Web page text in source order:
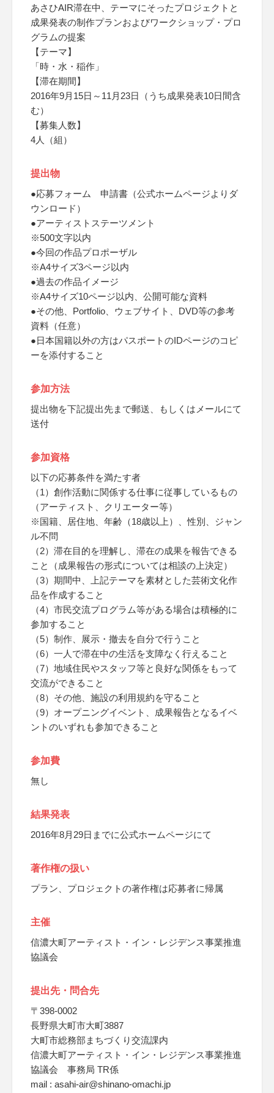
あさひAIR滞在中、テーマにそったプロジェクトと
成果発表の制作プランおよびワークショップ・プロ
グラムの提案
【テーマ】
「時・水・稲作」
【滞在期間】
2016年9月15日～11月23日（うち成果発表10日間含
む）
【募集人数】
4人（組）
提出物
●応募フォーム 申請書（公式ホームページよりダ
ウンロード）
●アーティストステーツメント
※500文字以内
●今回の作品プロポーザル
※A4サイズ3ページ以内
●過去の作品イメージ
※A4サイズ10ページ以内、公開可能な資料
●その他、Portfolio、ウェブサイト、DVD等の参考
資料（任意）
●日本国籍以外の方はパスポートのIDページのコピ
ーを添付すること
参加方法
提出物を下記提出先まで郵送、もしくはメールにて
送付
参加資格
以下の応募条件を満たす者
（1）創作活動に関係する仕事に従事しているもの
（アーティスト、クリエーター等）
※国籍、居住地、年齢（18歳以上）、性別、ジャン
ル不問
（2）滞在目的を理解し、滞在の成果を報告できる
こと（成果報告の形式については相談の上決定）
（3）期間中、上記テーマを素材とした芸術文化作
品を作成すること
（4）市民交流プログラム等がある場合は積極的に
参加すること
（5）制作、展示・撤去を自分で行うこと
（6）一人で滞在中の生活を支障なく行えること
（7）地域住民やスタッフ等と良好な関係をもって
交流ができること
（8）その他、施設の利用規約を守ること
（9）オープニングイベント、成果報告となるイベ
ントのいずれも参加できること
参加費
無し
結果発表
2016年8月29日までに公式ホームページにて
著作権の扱い
プラン、プロジェクトの著作権は応募者に帰属
主催
信濃大町アーティスト・イン・レジデンス事業推進
協議会
提出先・問合先
〒398-0002
長野県大町市大町3887
大町市総務部まちづくり交流課内
信濃大町アーティスト・イン・レジデンス事業推進
協議会 事務局 TR係
mail : asahi-air@shinano-omachi.jp